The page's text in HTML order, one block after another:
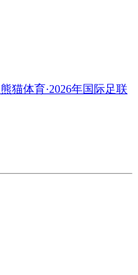
熊猫体育·2026年国际足联